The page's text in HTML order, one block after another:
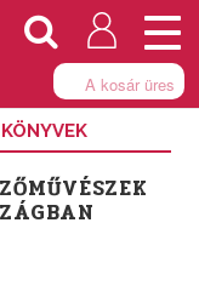
A kosár üres